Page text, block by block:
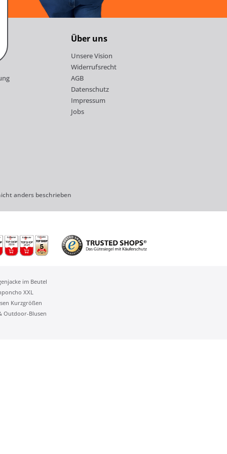
Über uns
Unsere Vision
Widerrufsrecht
AGB
Datenschutz
Impressum
Jobs
anders beschrieben
im Beutel
XXL
Kurzgrößen
Outdoor-Blusen